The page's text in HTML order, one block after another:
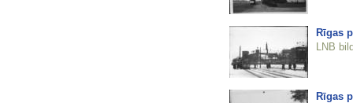
Rīgas
LNB
Rīgas